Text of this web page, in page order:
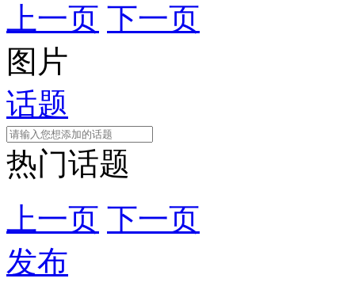
上一页 下一页
图片
话题
热门话题
上一页 下一页
发布